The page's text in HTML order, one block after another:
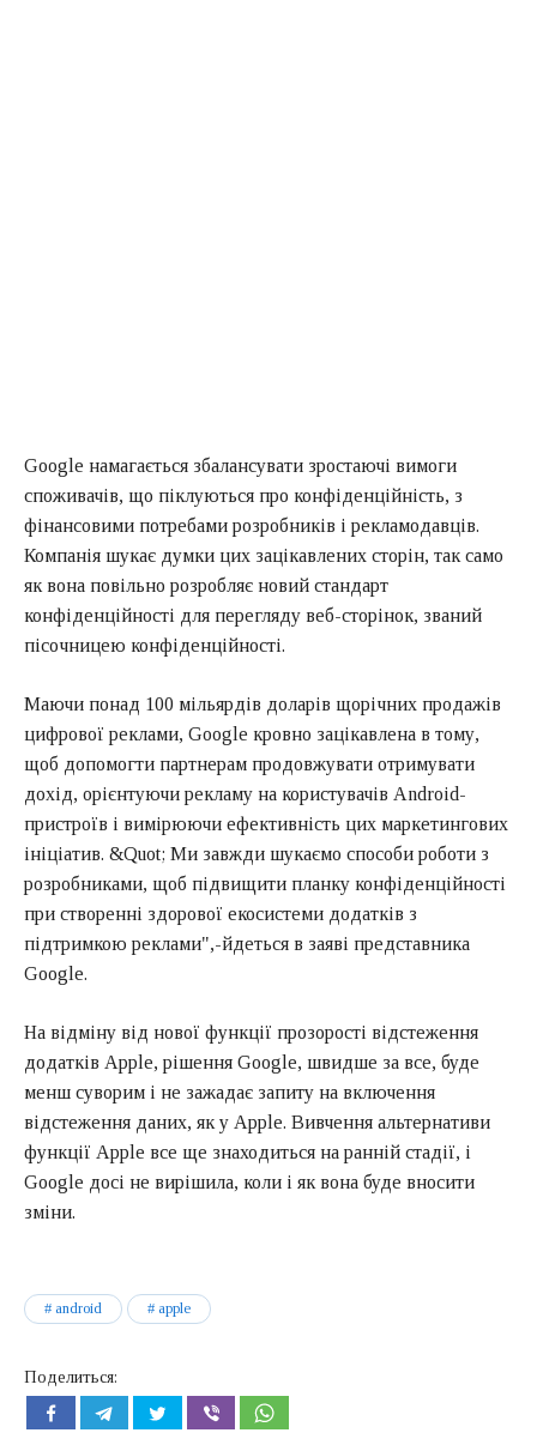
Google намагається збалансувати зростаючі вимоги
споживачів, що піклуються про конфіденційність, з
фінансовими потребами розробників і рекламодавців.
Компанія шукає думки цих зацікавлених сторін, так само
як вона повільно розробляє новий стандарт
конфіденційності для перегляду веб-сторінок, званий
пісочницею конфіденційності.
Маючи понад 100 мільярдів доларів щорічних продажів
цифрової реклами, Google кровно зацікавлена в тому,
щоб допомогти партнерам продовжувати отримувати
дохід, орієнтуючи рекламу на користувачів Android-
пристроїв і вимірюючи ефективність цих маркетингових
ініціатив. &Quot; Ми завжди шукаємо способи роботи з
розробниками, щоб підвищити планку конфіденційності
при створенні здорової екосистеми додатків з
підтримкою реклами",-йдеться в заяві представника
Google.
На відміну від нової функції прозорості відстеження
додатків Apple, рішення Google, швидше за все, буде
менш суворим і не зажадає запиту на включення
відстеження даних, як у Apple. Вивчення альтернативи
функції Apple все ще знаходиться на ранній стадії, і
Google досі не вирішила, коли і як вона буде вносити
зміни.
android apple
Поделиться: